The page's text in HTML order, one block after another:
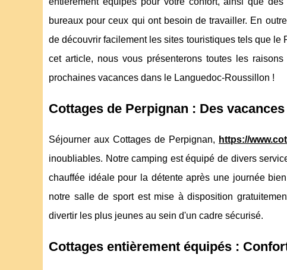
bureaux pour ceux qui ont besoin de travailler. En
de découvrir facilement les sites touristiques tels que
cet article, nous vous présenterons toutes les
prochaines vacances dans le Languedoc-Roussillon !
Cottages de Perpignan : Des
Séjourner aux Cottages de Perpignan, https://
inoubliables. Notre camping est équipé de divers
chauffée idéale pour la détente après une journée
notre salle de sport est mise à disposition
divertir les plus jeunes au sein d'un cadre sécurisé.
Cottages entièrement équipés :